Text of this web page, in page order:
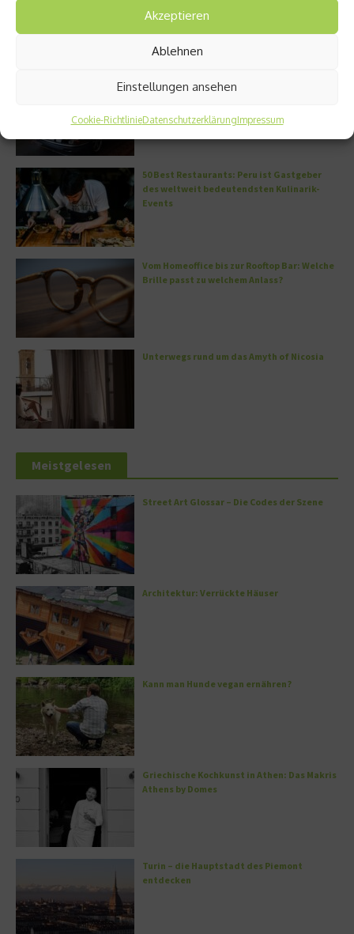
Akzeptieren
Ablehnen
Einstellungen ansehen
Cookie-RichtlinieDatenschutzerklärungImpressum
Miami – Porsche, Gitarren und Street Art
50 Best Restaurants: Peru ist Gastgeber
des weltweit bedeutendsten Kulinarik-
Events
Vom Homeoffice bis zur Rooftop Bar: Welche
Brille passt zu welchem Anlass?
Unterwegs rund um das Amyth of Nicosia
Meistgelesen
Street Art Glossar – Die Codes der Szene
Architektur: Verrückte Häuser
Kann man Hunde vegan ernähren?
Griechische Kochkunst in Athen: Das Makris
Athens by Domes
Turin – die Hauptstadt des Piemont
entdecken